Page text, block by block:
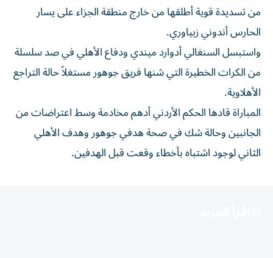
من تسديدة قوية أطلقها من خارج منطقة الجزاء على يسار
الحارس أندوني زبياوري.
واستبسل السنغالي أدوارد ميندي ودفاع الأهلي في صد سلسلة
من الكرات الخطيرة التي شنها فريق جوهور مستغلاً حالة التراجع
الأهلاوية.
المباراة قادها الحكم الأردني أدهم مخادمة وسط اعتراضات من
الجانبين وحالة شك في صحة هدفي جوهور وهدف الأهلي
الثاني لوجود اشتباه بأخطاء وقعت قبل الهدفين.